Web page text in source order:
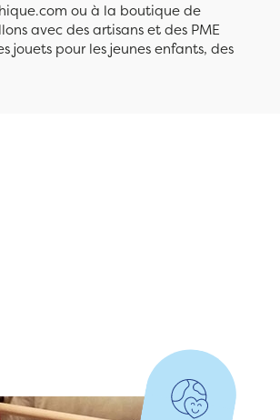
ou à la boutique de
avec des artisans et des PME
pour les jeunes enfants, des